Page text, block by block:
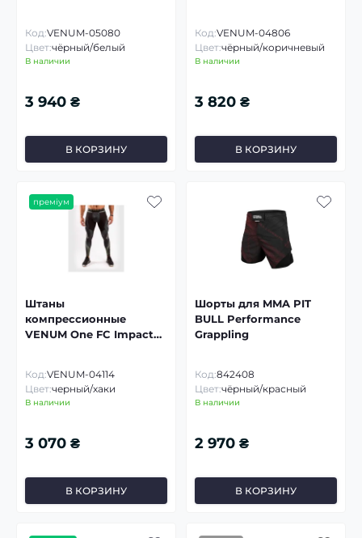
Код:VENUM-05080
Цвет:чёрный/белый
В наличии
3 940 ₴
В КОРЗИНУ
Код:VENUM-04806
Цвет:чёрный/коричневый
В наличии
3 820 ₴
В КОРЗИНУ
преміум
Штаны
компрессионные
VENUM One FC Impact
Код:VENUM-04114
Цвет:черный/хаки
В наличии
3 070 ₴
В КОРЗИНУ
Шорты для MMA PIT
BULL Performance
Grappling
Код:842408
Цвет:чёрный/красный
В наличии
2 970 ₴
В КОРЗИНУ